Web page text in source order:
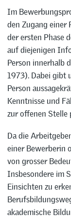
Im
den Zugang einer
der ersten Phase
auf diejenigen
Person innerhalb
1973). Dabei gibt
Person
Kenntnisse und
zur offenen Stelle
Da die
einer Bewerberin
von grosser
Insbesondere im
Einsichten zu
akademische